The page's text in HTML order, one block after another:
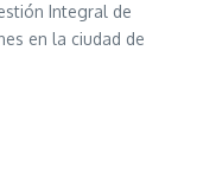
Integral de
en la ciudad de